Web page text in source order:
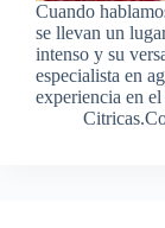
Cuando
se llevan un
intenso y su
especialista en
experiencia en